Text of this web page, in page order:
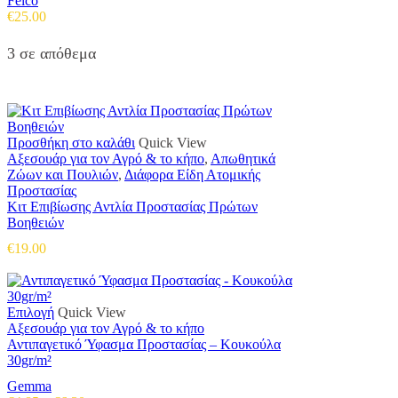
€25.00
3 σε απόθεμα
Προσθήκη στο καλάθι Quick View
Αξεσουάρ για τον Αγρό & το κήπο, Απωθητικά
Ζώων και Πουλιών, Διάφορα Είδη Ατομικής
Προστασίας
Κιτ Επιβίωσης Αντλία Προστασίας Πρώτων
Βοηθειών
€19.00
Επιλογή Αυτό
το
προϊόν
Quick View
Αξεσουάρ για τον Αγρό & το κήπο
Αντιπαγετικό Ύφασμα Προστασίας – Κουκούλα
30gr/m²
Gemma